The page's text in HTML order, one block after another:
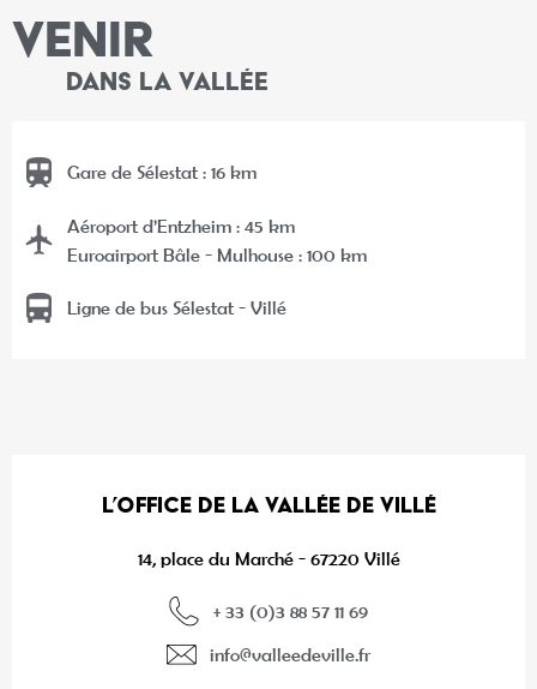
VENIR
DANS LA VALLÉE
Gare de Sélestat : 16 km
Aéroport d’Entzheim : 45 km
Euroairport Bâle - Mulhouse : 100 km
Ligne de bus Sélestat - Villé
L’OFFICE DE LA VALLÉE DE VILLÉ
14, place du Marché - 67220 Villé
+ 33 (0)3 88 57 11 69
info@valleedeville.fr